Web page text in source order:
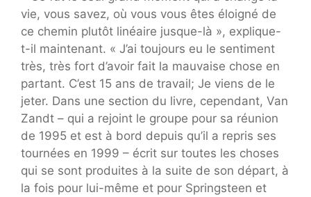
vie, vous savez, où vous vous êtes éloigné de
ce chemin plutôt linéaire jusque-là », explique-
t-il maintenant. « J’ai toujours eu le sentiment
très, très fort d’avoir fait la mauvaise chose en
partant. C’est 15 ans de travail; Je viens de le
jeter. Dans une section du livre, cependant, Van
Zandt – qui a rejoint le groupe pour sa réunion
de 1995 et est à bord depuis qu’il a repris ses
tournées en 1999 – écrit sur toutes les choses
qui se sont produites à la suite de son départ, à
la fois pour lui-même et pour Springsteen et